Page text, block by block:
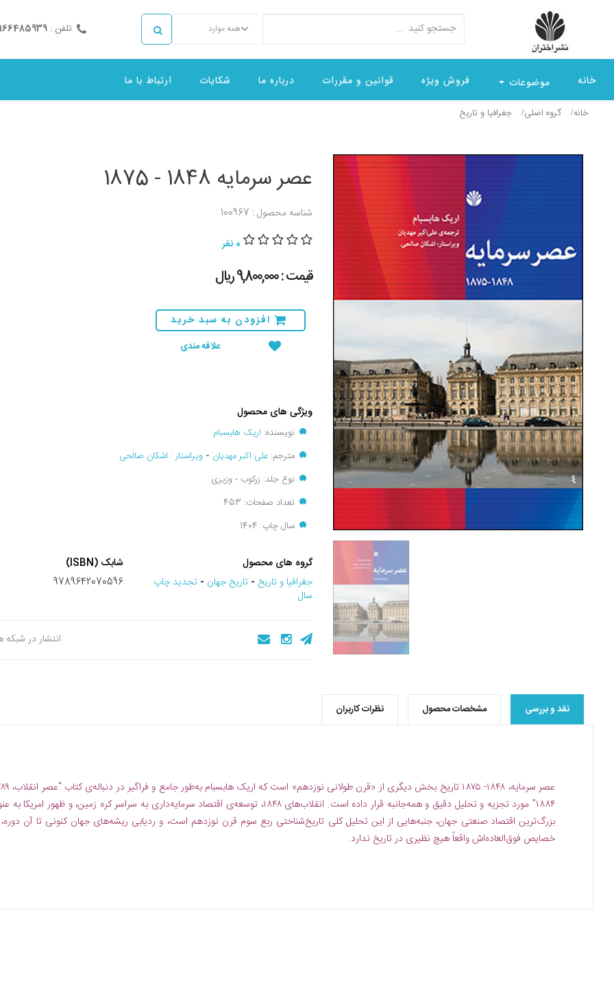
همه موارد تلفن :
خانه موضوعات فروش ویژه قوانین و مقررات درباره ما شکایات ارتباط با ما
خانه گروه اصلی جغرافيا و تاريخ
عصر سرمایه 1848 - 1875
شناسه محصول : 100967
0 نفر
قیمت : 9,800,000 ريال
افزودن به سبد خرید
علاقه مندی
ویژگی های محصول
نویسنده: اریک هابسبام
مترجم: علی اکبر مهدیان - ویراستار : اشکان صالحی
نوع جلد: زرکوب - وزیری
تعداد صفحات: 453
سال چاپ: 1404
گروه های محصول
جغرافيا و تاريخ - تاريخ جهان - تجديد چاپ
سال
شابک (ISBN)
9789642070596
انتشار در
نقد و بررسی مشخصات محصول نظرات کاربران
۱۸۸۴" مورد تجزیه و تحلیل دقیق و همه‌جانبه قرار داده است. انقلاب‌های ۱۸۴۸، توسعه‌‌ی اقتصاد سرمایه‌داری به سراسر کره زمین، و ظهور امریکا
بزرگ‌ترین اقتصاد صنعتی جهان، جنبه‌هایی از این تحلیل کلی تاریخ‌شناختی ربع سوم قرن نوزدهم است، و ردیابی ریشه‌های جهان کنونی تا آن
خصایص فوق‌العاده‌اش واقعاً هیچ نظیری در تاریخ ندارد.